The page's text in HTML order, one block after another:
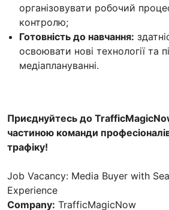
організовувати робочий
контролю;
Готовність до навчання:
освоювати нові технології та
медіаплануванні.
Приєднуйтесь до
частиною команди
трафіку!
Job Vacancy: Media Buyer with
Experience
Company: TrafficMagicNow